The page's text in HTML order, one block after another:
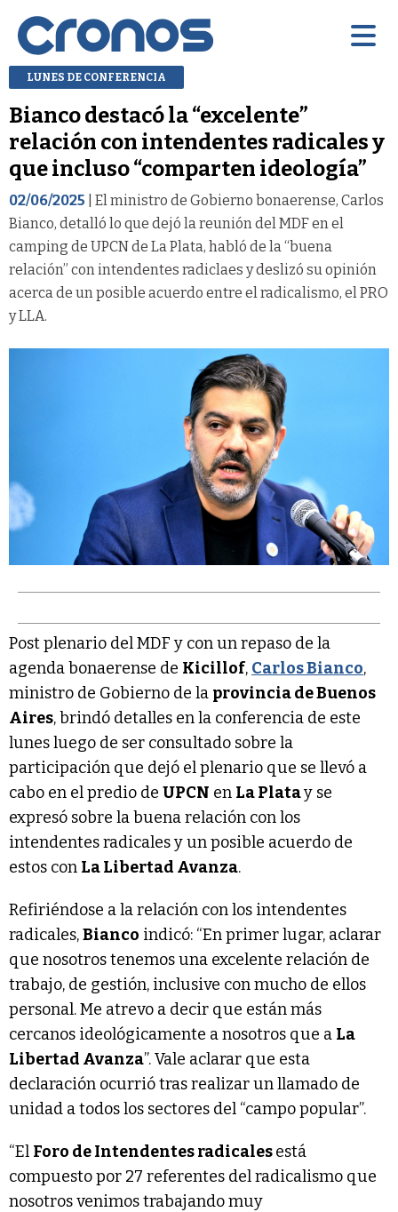
LUNES DE CONFERENCIA
Bianco destacó la “excelente”
relación con intendentes radicales y
que incluso “comparten ideología”
02/06/2025 | El ministro de Gobierno bonaerense, Carlos
Bianco, detalló lo que dejó la reunión del MDF en el
camping de UPCN de La Plata, habló de la “buena
relación” con intendentes radiclaes y deslizó su opinión
acerca de un posible acuerdo entre el radicalismo, el PRO
y LLA.
Post plenario del MDF y con un repaso de la
agenda bonaerense de Kicillof, Carlos Bianco,
ministro de Gobierno de la provincia de Buenos
Aires, brindó detalles en la conferencia de este
lunes luego de ser consultado sobre la
participación que dejó el plenario que se llevó a
cabo en el predio de UPCN en La Platay se
expresó sobre la buena relación con los
intendentes radicales y un posible acuerdo de
estos con La Libertad Avanza.
Refiriéndose a la relación con los intendentes
radicales,Bianco indicó: “En primer lugar, aclarar
que nosotros tenemos una excelente relación de
trabajo, de gestión, inclusive con mucho de ellos
personal. Me atrevo a decir que están más
cercanos ideológicamente a nosotros que a La
Libertad Avanza”. Vale aclarar que esta
declaración ocurrió tras realizar un llamado de
unidad a todos los sectores del “campo popular”.
“El Foro de Intendentes radicalesestá
compuesto por 27 referentes del radicalismo que
nosotros venimos trabajando muy